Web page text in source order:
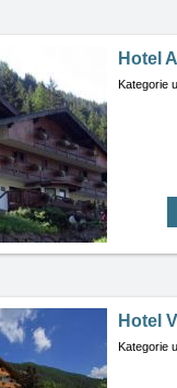
Hotel
Kategorie
Hotel
Kategorie